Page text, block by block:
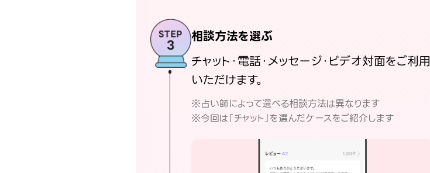
相談方法を選ぶ
チャット・電話・メッセージ・ビデオ対面をご利用
いただけます。
※占い師によって選べる相談方法は異なります
※今回は「チャット」を選んだケースをご紹介します